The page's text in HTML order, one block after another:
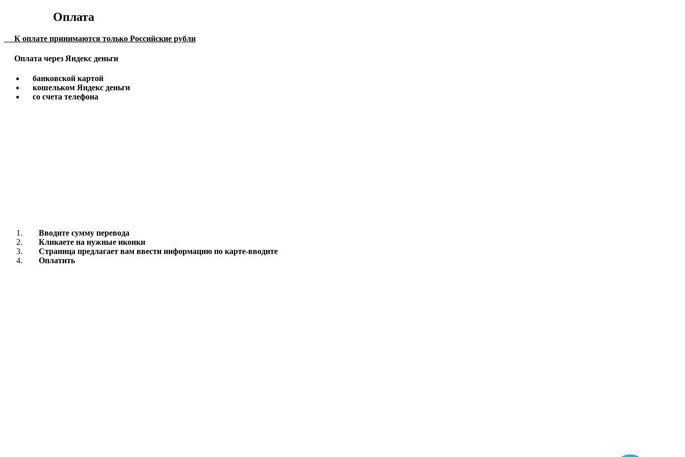
Оплата
К оплате принимаются только Российские рубли
Оплата через Яндекс деньги
банковской картой
кошельком Яндекс деньги
со счета телефона
Вводите cумму перевода
Кликаете на нужные иконки
Страница предлагает вам ввести информацию по карте-вводите
Оплатить